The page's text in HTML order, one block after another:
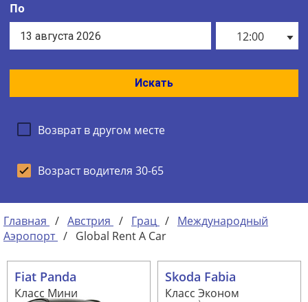
По
12:00
Искать
Возврат в другом месте
Возраст водителя 30-65
Главная / Австрия / Грац / Международный
Аэропорт / Global Rent A Car
Fiat Panda
Класс Мини
Skoda Fabia
Класс Эконом